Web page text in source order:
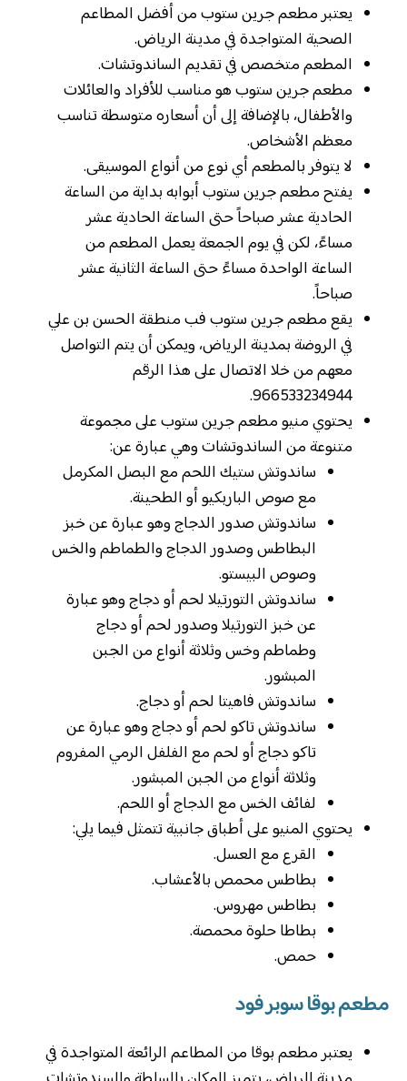
يعتبر مطعم جرين ستوب من أفضل المطاعم
الصحية المتواجدة في مدينة الرياض.
المطعم متخصص في تقديم الساندوتشات.
مطعم جرين ستوب هو مناسب للأفراد والعائلات
والأطفال، بالإضافة إلى أن أسعاره متوسطة تناسب
معظم الأشخاص.
لا يتوفر بالمطعم أي نوع من أنواع الموسيقى.
يفتح مطعم جرين ستوب أبوابه بداية من الساعة
الحادية عشر صباحاً حتى الساعة الحادية عشر
مساءً، لكن في يوم الجمعة يعمل المطعم من
الساعة الواحدة مساءً حتى الساعة الثانية عشر
صباحاً.
يقع مطعم جرين ستوب فب منطقة الحسن بن علي
في الروضة بمدينة الرياض، ويمكن أن يتم التواصل
معهم من خلا الاتصال على هذا الرقم
966533234944.
يحتوي منيو مطعم جرين ستوب على مجموعة
متنوعة من الساندوتشات وهي عبارة عن:
ساندوتش ستيك اللحم مع البصل المكرمل
مع صوص الباربكيو أو الطحينة.
ساندوتش صدور الدجاج وهو عبارة عن خبز
البطاطس وصدور الدجاج والطماطم والخس
وصوص البيستو.
ساندوتش التورتيلا لحم أو دجاج وهو عبارة
عن خبز التورتيلا وصدور لحم أو دجاج
وطماطم وخس وثلاثة أنواع من الجبن
المبشور.
ساندوتش فاهيتا لحم أو دجاج.
ساندوتش تاكو لحم أو دجاج وهو عبارة عن
تاكو دجاج أو لحم مع الفلفل الرمي المفروم
وثلاثة أنواع من الجبن المبشور.
لفائف الخس مع الدجاج أو اللحم.
يحتوي المنيو على أطباق جانبية تتمثل فيما يلي:
القرع مع العسل.
بطاطس محمص بالأعشاب.
بطاطس مهروس.
بطاطا حلوة محمصة.
حمص.
مطعم بوقا سوبر فود
يعتبر مطعم بوقا من المطاعم الرائعة المتواجدة في